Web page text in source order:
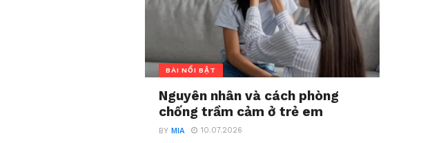
BÀI NỔI BẬT
Nguyên nhân và cách phòng
chống trầm cảm ở trẻ em
BYMIA 10.07.2026